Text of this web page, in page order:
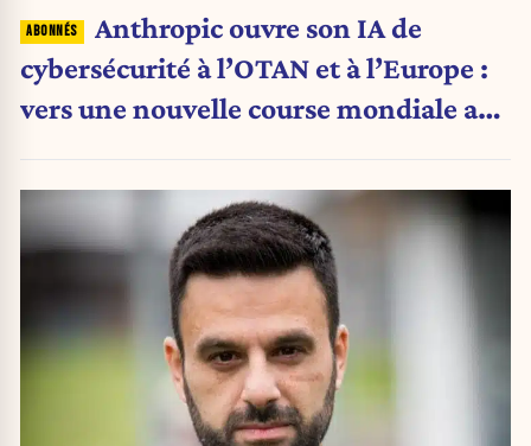
Anthropic ouvre son IA de
cybersécurité à l’OTAN et à l’Europe :
vers une nouvelle course mondiale aux